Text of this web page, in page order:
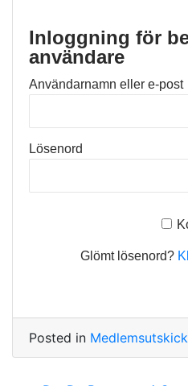
Inloggning för
användare
Användarnamn eller e-post
Lösenord
Glömt lösenord?
Posted in Medlemsutskick